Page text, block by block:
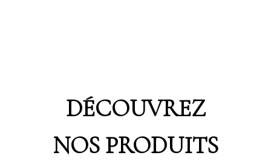
DÉCOUVREZ
NOS PRODUITS